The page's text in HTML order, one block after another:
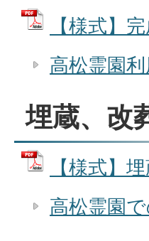
【様式】
高松霊園
埋蔵、改
【様式】
高松霊園